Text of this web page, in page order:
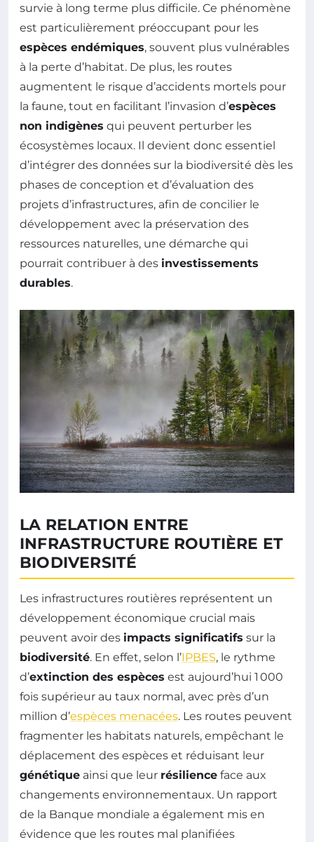
survie à long terme plus difficile. Ce phénomène
est particulièrement préoccupant pour les
espèces endémiques, souvent plus vulnérables
à la perte d’habitat. De plus, les routes
augmentent le risque d’accidents mortels pour
la faune, tout en facilitant l’invasion d’espèces
non indigènes qui peuvent perturber les
écosystèmes locaux. Il devient donc essentiel
d’intégrer des données sur la biodiversité dès les
phases de conception et d’évaluation des
projets d’infrastructures, afin de concilier le
développement avec la préservation des
ressources naturelles, une démarche qui
pourrait contribuer à des investissements
durables.
LA RELATION ENTRE
INFRASTRUCTURE ROUTIÈRE ET
BIODIVERSITÉ
Les infrastructures routières représentent un
développement économique crucial mais
peuvent avoir des impacts significatifs sur la
biodiversité. En effet, selon l’IPBES, le rythme
d’extinction des espèces est aujourd’hui 1 000
fois supérieur au taux normal, avec près d’un
million d’espèces menacées. Les routes peuvent
fragmenter les habitats naturels, empêchant le
déplacement des espèces et réduisant leur
génétique ainsi que leur résilience face aux
changements environnementaux. Un rapport
de la Banque mondiale a également mis en
évidence que les routes mal planifiées